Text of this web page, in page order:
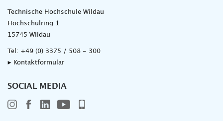
Technische Hochschule Wildau
Hochschulring 1
15745 Wildau
Tel: +49 (0) 3375 / 508 - 300
▸ Kontaktformular
SOCIAL MEDIA